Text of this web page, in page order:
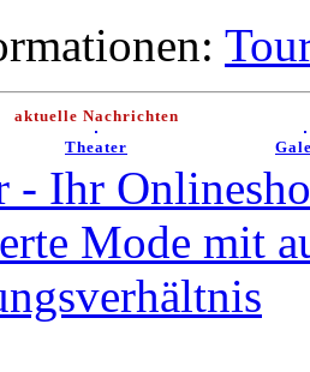
aktuelle Nachrichten
Theater